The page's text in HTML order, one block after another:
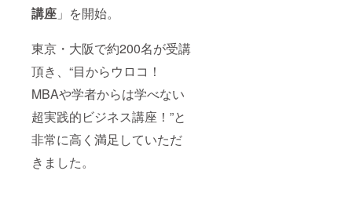
講座 」を開始。
東京・大阪で約200名が受講
頂き、“目からウロコ！
MBAや学者からは学べない
超実践的ビジネス講座！”と
非常に高く満足していただ
きました。